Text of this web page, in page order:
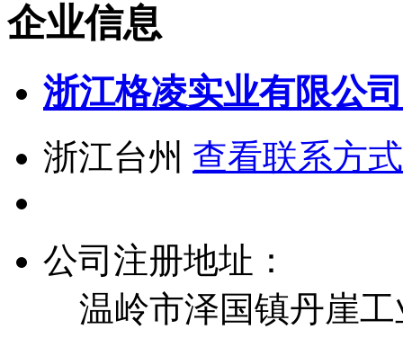
企业信息
浙江格凌实业有限公司
浙江台州 查看联系方式
公司注册地址：
温岭市泽国镇丹崖